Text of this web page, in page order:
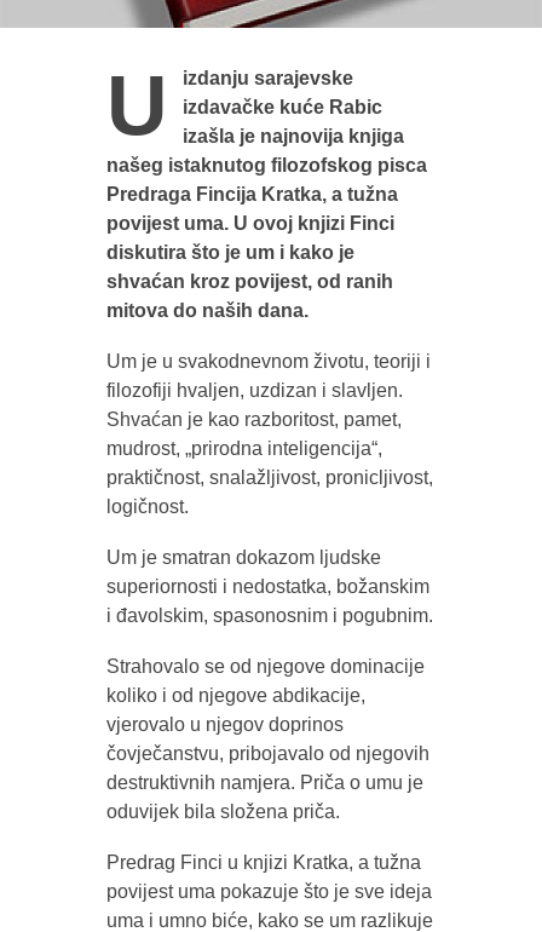
U
izdanju sarajevske
izdavačke kuće Rabic
izašla je najnovija knjiga
našeg istaknutog filozofskog pisca
Predraga Fincija Kratka, a tužna
povijest uma. U ovoj knjizi Finci
diskutira što je um i kako je
shvaćan kroz povijest, od ranih
mitova do naših dana.
Um je u svakodnevnom životu, teoriji i
filozofiji hvaljen, uzdizan i slavljen.
Shvaćan je kao razboritost, pamet,
mudrost, „prirodna inteligencija“,
praktičnost, snalažljivost, pronicljivost,
logičnost.
Um je smatran dokazomljudske
superiornosti i nedostatka, božanskim
i đavolskim, spasonosnim i pogubnim.
Strahovalo se od njegove dominacije
koliko i od njegove abdikacije,
vjerovalo u njegov doprinos
čovječanstvu, pribojavalo od njegovih
destruktivnih namjera. Priča o umu je
oduvijek bila složena priča.
Predrag Finci u knjizi Kratka, a tužna
povijest uma pokazuje što je sve ideja
uma i umno biće, kako se um razlikuje